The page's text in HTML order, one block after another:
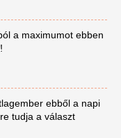
a maximumot ebben
ebből a napi
tudja a választ